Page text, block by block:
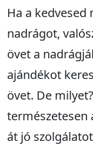
Ha a
nadrágot,
övet a
ajándékot
övet. De
természetesen
át jó